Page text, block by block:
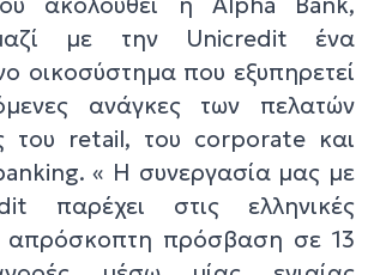
μαζί με την Unicredit ένα
οικοσύστημα που εξυπηρετεί
ανάγκες των πελατών
του retail, του corporate και
« H συνεργασία μας με
παρέχει στις ελληνικές
απρόσκοπτη πρόσβαση σε 13